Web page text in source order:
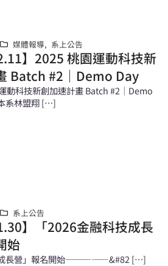
媒體報導, 系上公告
】2025 桃園運動科技新
Batch #2｜Demo Day
科技新創加速計畫 Batch #2｜Demo
系林盟翔 […]
系上公告
】「2026金融科技成長
始
成長營」報名開始—————&#82 […]